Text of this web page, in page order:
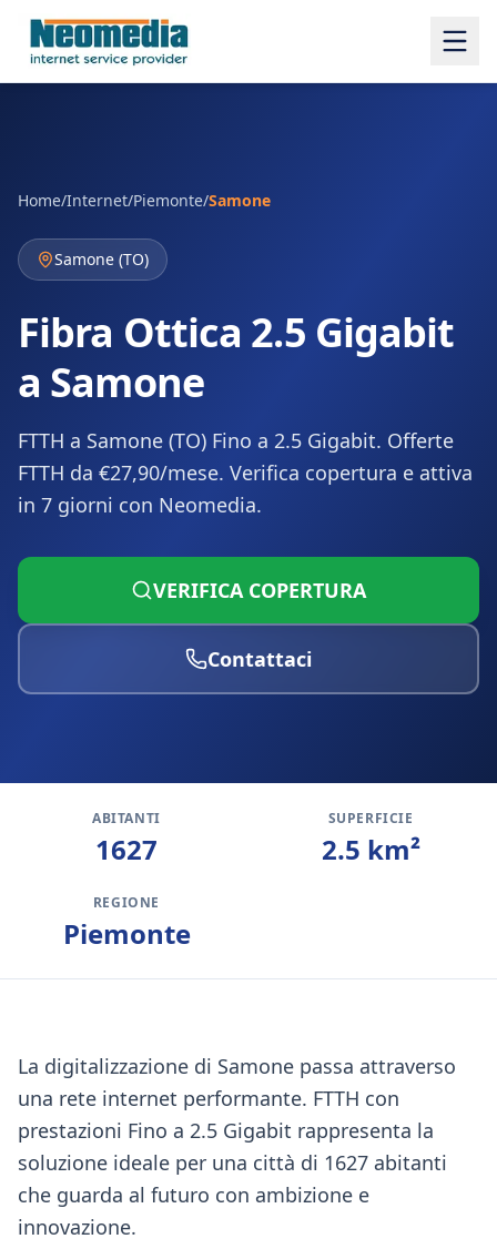
Home/Internet/Piemonte/Samone
Samone (TO)
Fibra Ottica 2.5 Gigabit
a Samone
FTTH a Samone (TO) Fino a 2.5 Gigabit. Offerte
FTTH da €27,90/mese. Verifica copertura e attiva
in 7 giorni con Neomedia.
VERIFICA COPERTURA
Contattaci
ABITANTI
1627
SUPERFICIE
2.5 km²
REGIONE
Piemonte
La digitalizzazione di Samone passa attraverso
una rete internet performante. FTTH con
prestazioni Fino a 2.5 Gigabit rappresenta la
soluzione ideale per una città di 1627 abitanti
che guarda al futuro con ambizione e
innovazione.